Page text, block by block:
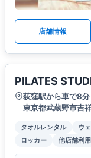
店舗情報
PILATES
荻窪駅から車で8分
東京都武蔵野市吉
タオルレンタル ウ
ロッカー
他店舗利用